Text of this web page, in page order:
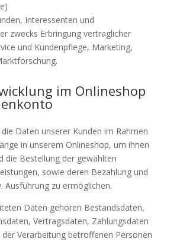
Interessenten und
zwecks Erbringung vertraglicher
und Kundenpflege, Marketing,
im Onlineshop
Daten unserer Kunden im Rahmen
in unserem Onlineshop, um ihnen
die Bestellung der gewählten
sowie deren Bezahlung und
Ausführung zu ermöglichen.
Daten gehören Bestandsdaten,
Vertragsdaten, Zahlungsdaten
Verarbeitung betroffenen Personen